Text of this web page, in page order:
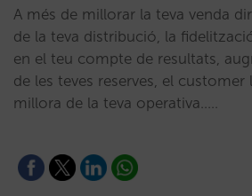
A més de millorar la teva venda
de la teva distribució, la
en el teu compte de resultats,
de les teves reserves, el
millora de la teva operativa..…